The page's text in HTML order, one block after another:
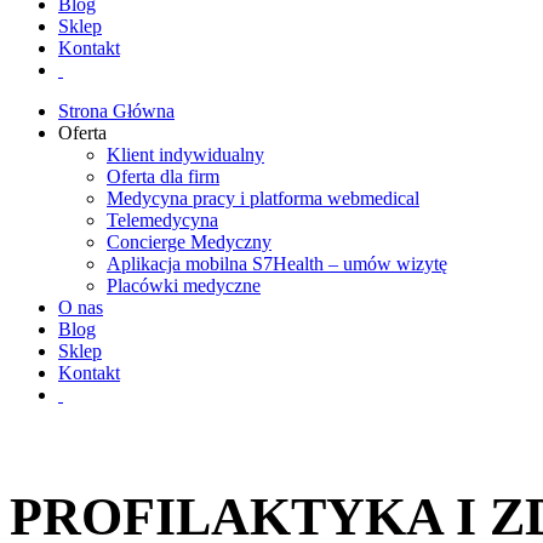
Blog
Sklep
Kontakt
Strona Główna
Oferta
Klient indywidualny
Oferta dla firm
Medycyna pracy i platforma webmedical
Telemedycyna
Concierge Medyczny
Aplikacja mobilna S7Health – umów wizytę
Placówki medyczne
O nas
Blog
Sklep
Kontakt
PROFILAKTYKA I